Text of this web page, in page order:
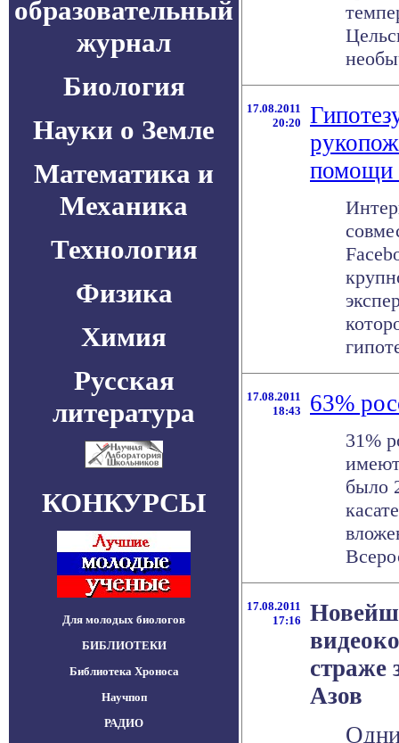
образовательный
журнал
Биология
Науки о Земле
Математика и
Механика
Технология
Физика
Химия
Русская
литература
КОНКУРСЫ
Для молодых биологов
БИБЛИОТЕКИ
Библиотека Хроноса
Научпоп
РАДИО
17.08.2011
20:20
помощи
17.08.2011
18:43
63%
31%
было
17.08.2011
17:16
страже
Азов